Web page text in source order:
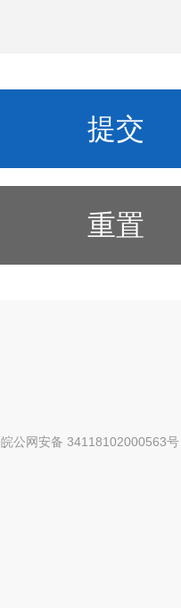
重置
皖公网安备 34118102000563号